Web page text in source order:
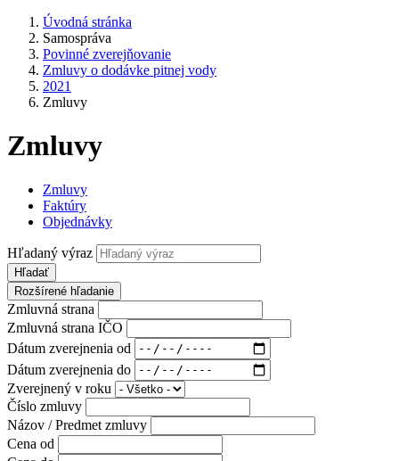
Úvodná stránka
Samospráva
Povinné zverejňovanie
Zmluvy o dodávke pitnej vody
2021
Zmluvy
Zmluvy
Zmluvy
Faktúry
Objednávky
Hľadaný výraz
Hľadať
Rozšírené hľadanie
Zmluvná strana
Zmluvná strana IČO
Dátum zverejnenia od
Dátum zverejnenia do
Zverejnený v roku
Číslo zmluvy
Názov / Predmet zmluvy
Cena od